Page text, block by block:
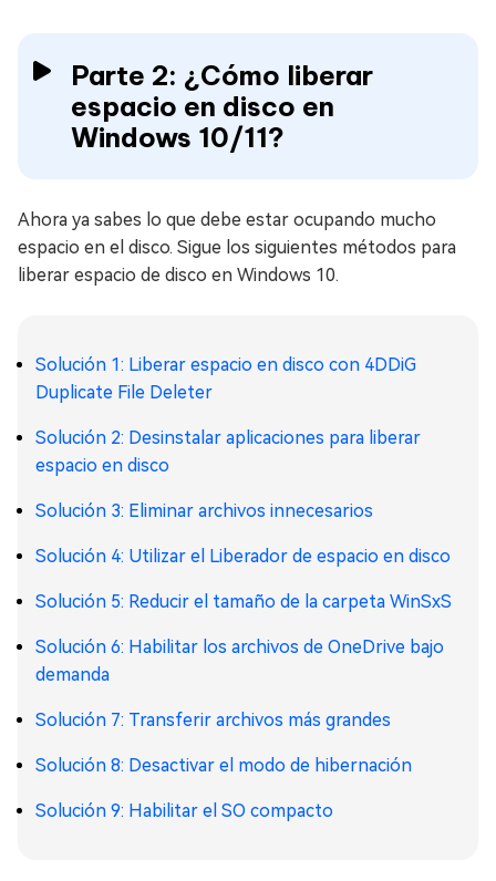
Parte 2: ¿Cómo liberar
espacio en disco en
Windows 10/11?
Ahora ya sabes lo que debe estar ocupando mucho
espacio en el disco. Sigue los siguientes métodos para
liberar espacio de disco en Windows 10.
Solución 1: Liberar espacio en disco con 4DDiG
Duplicate File Deleter
Solución 2: Desinstalar aplicaciones para liberar
espacio en disco
Solución 3: Eliminar archivos innecesarios
Solución 4: Utilizar el Liberador de espacio en disco
Solución 5: Reducir el tamaño de la carpeta WinSxS
Solución 6: Habilitar los archivos de OneDrive bajo
demanda
Solución 7: Transferir archivos más grandes
Solución 8: Desactivar el modo de hibernación
Solución 9: Habilitar el SO compacto